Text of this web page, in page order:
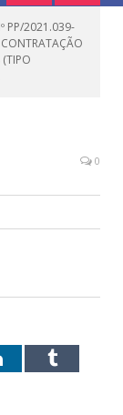
PP/2021.039-
CONTRATAÇÃO
(TIPO
0
LinkedInTumblr